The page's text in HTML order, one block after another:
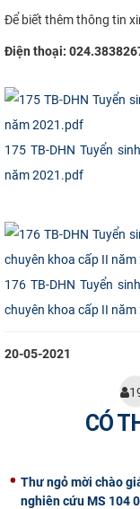
Để biết thêm thông tin
Điện thoại:
175 TB-DHN Tuyển
năm 2021.pdf
176 TB-DHN Tuyển
chuyên khoa cấp II
20-05-2021
CÓ
Thư ngỏ mời chào
nghiên cứu MS 104